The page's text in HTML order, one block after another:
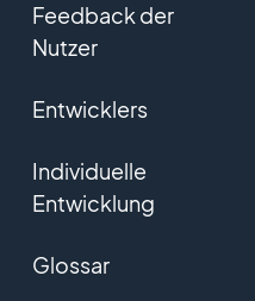
Feedback der
Nutzer
Entwicklers
Individuelle
Entwicklung
Glossar